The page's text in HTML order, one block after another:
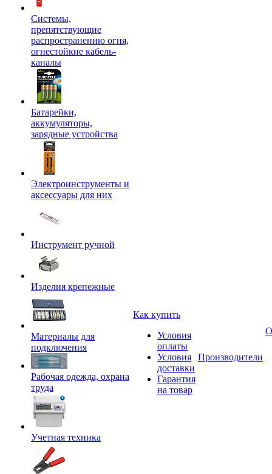
Системы,
препятствующие
распространению огня,
огнестойкие кабель-
каналы
Батарейки,
аккумуляторы,
зарядные устройства
Электроинструменты и
аксессуары для них
Инструмент ручной
Изделия крепежные
Материалы для
подключения
Рабочая одежда, охрана
труда
Учетная техника
Как купить
Условия
оплаты
Условия
доставки
Гарантия
на товар
Производители